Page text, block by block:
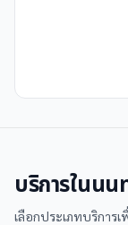
บริการในนน
เลือกประเภทบริการ